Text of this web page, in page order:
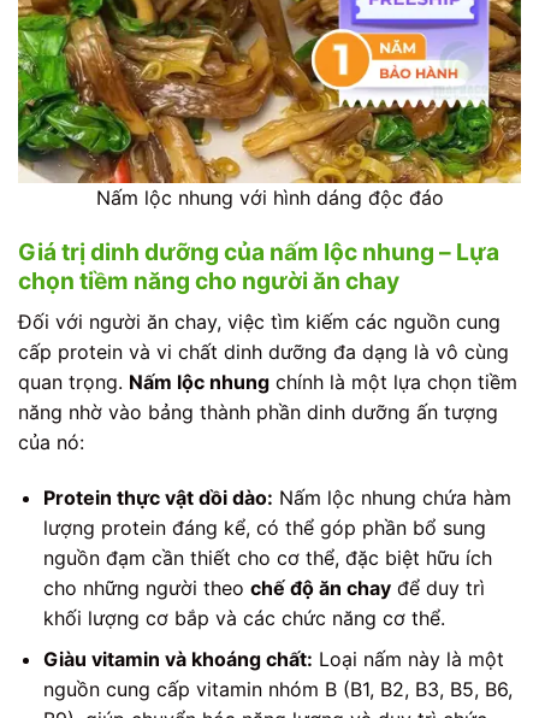
Nấm lộc nhung với hình dáng độc đáo
Giá trị dinh dưỡng của nấm lộc nhung – Lựa
chọn tiềm năng cho người ăn chay
Đối với người ăn chay, việc tìm kiếm các nguồn cung
cấp protein và vi chất dinh dưỡng đa dạng là vô cùng
quan trọng. Nấm lộc nhung chính là một lựa chọn tiềm
năng nhờ vào bảng thành phần dinh dưỡng ấn tượng
của nó:
Protein thực vật dồi dào: Nấm lộc nhung chứa hàm
lượng protein đáng kể, có thể góp phần bổ sung
nguồn đạm cần thiết cho cơ thể, đặc biệt hữu ích
cho những người theo chế độ ăn chayđể duy trì
khối lượng cơ bắp và các chức năng cơ thể.
Giàu vitamin và khoáng chất: Loại nấm này là một
nguồn cung cấp vitamin nhóm B (B1, B2, B3, B5, B6,